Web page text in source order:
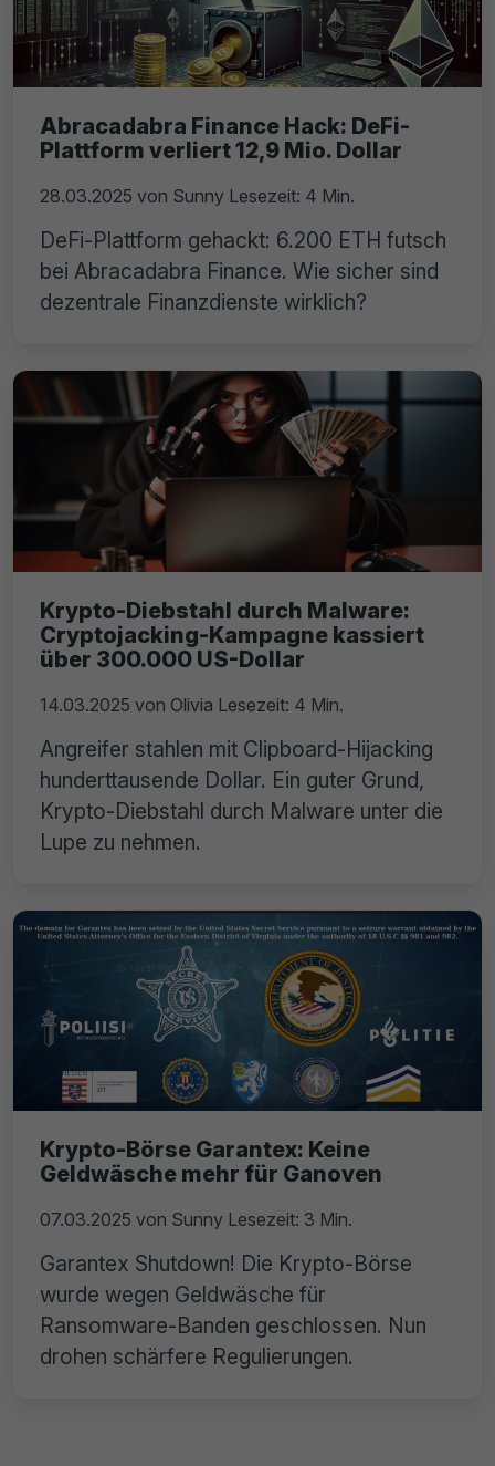
Abracadabra Finance Hack: DeFi-
Plattform verliert 12,9 Mio. Dollar
28.03.2025 von Sunny Lesezeit: 4 Min.
DeFi-Plattform gehackt: 6.200 ETH futsch
bei Abracadabra Finance. Wie sicher sind
dezentrale Finanzdienste wirklich?
Krypto-Diebstahl durch Malware:
Cryptojacking-Kampagne kassiert
über 300.000 US-Dollar
14.03.2025 von Olivia Lesezeit: 4 Min.
Angreifer stahlen mit Clipboard-Hijacking
hunderttausende Dollar. Ein guter Grund,
Krypto-Diebstahl durch Malware unter die
Lupe zu nehmen.
Krypto-Börse Garantex: Keine
Geldwäsche mehr für Ganoven
07.03.2025 von Sunny Lesezeit: 3 Min.
Garantex Shutdown! Die Krypto-Börse
wurde wegen Geldwäsche für
Ransomware-Banden geschlossen. Nun
drohen schärfere Regulierungen.